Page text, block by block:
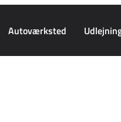
Autoværksted